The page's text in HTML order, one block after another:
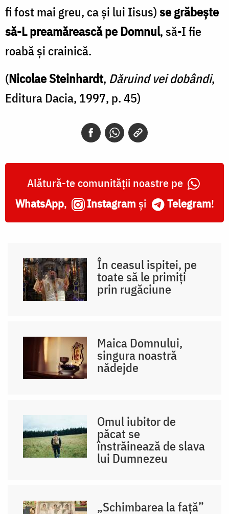
fi fost mai greu, ca și lui Iisus)se grăbește
să-L preamărească pe Domnul, să-I fie
roabă și crainică.
(Nicolae Steinhardt, Dăruind vei dobândi,
Editura Dacia, 1997, p. 45)
Alătură-te comunității noastre pe
WhatsApp, Instagram și Telegram!
În ceasul ispitei, pe
toate să le primiți
prin rugăciune
Maica Domnului,
singura noastră
nădejde
Omul iubitor de
păcat se
înstrăinează de slava
lui Dumnezeu
„Schimbarea la față”